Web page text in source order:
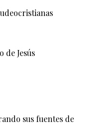
Jesús
sus fuentes de